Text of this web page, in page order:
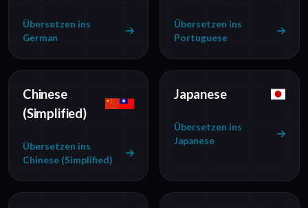
Übersetzen ins
German
Übersetzen ins
Portuguese
Chinese
(Simplified)
Übersetzen ins
Chinese (Simplified)
Japanese
Übersetzen ins
Japanese